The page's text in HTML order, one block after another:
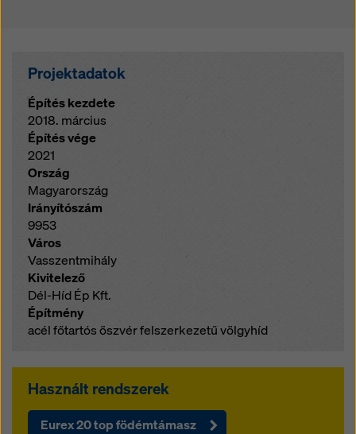
Projektadatok
Építés kezdete
2018. március
Építés vége
2021
Ország
Magyarország
Irányítószám
9953
Város
Vasszentmihály
Kivitelező
Dél-Híd Ép Kft.
Építmény
acél főtartós öszvér felszerkezetű völgyhíd
Használt rendszerek
Eurex 20 top födémtámasz